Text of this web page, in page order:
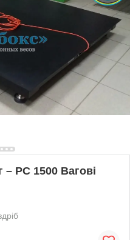
– РС 1500 Вагові